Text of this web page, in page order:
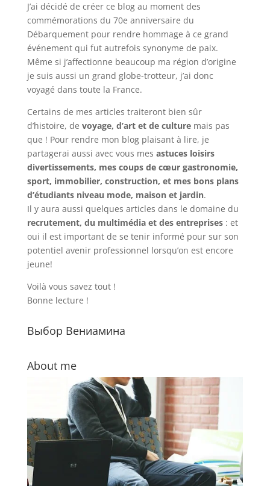
J’ai décidé de créer ce blog au moment des
commémorations du 70e anniversaire du
Débarquement pour rendre hommage à ce grand
événement qui fut autrefois synonyme de paix.
Même si j’affectionne beaucoup ma région d’origine
je suis aussi un grand globe-trotteur, j’ai donc
voyagé dans toute la France.
Certains de mes articles traiteront bien sûr
d’histoire, de voyage, d’art et de culturemais pas
que ! Pour rendre mon blog plaisant à lire, je
partagerai aussi avec vous mes astuces loisirs
divertissements, mes coups de cœur gastronomie,
sport, immobilier, construction, et mes bons plans
d’étudiants niveau mode, maison et jardin.
Il y aura aussi quelques articles dans le domaine du
recrutement, du multimédia et des entreprises: et
oui il est important de se tenir informé pour sur son
potentiel avenir professionnel lorsqu’on est encore
jeune!
Voilà vous savez tout !
Bonne lecture !
Выбор Вениамина
About me